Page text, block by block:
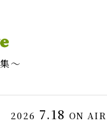
〜
2026 7.18 ON AIR